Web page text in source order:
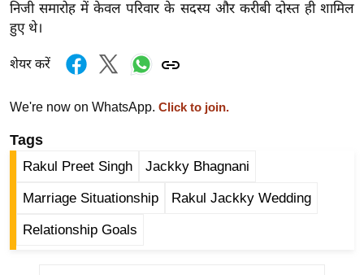
म
नो
न
ग
त
ली
वु
निजी समारोह में केवल परिवार के सदस्य और करीबी दोस्त ही शामिल
हुए थे।
शेयर करें
We're now on WhatsApp. Click to join.
Tags
Rakul Preet Singh Jackky Bhagnani
Marriage Situationship Rakul Jackky Wedding
Relationship Goals